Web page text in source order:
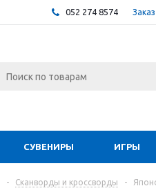
052 274 8574
СУВЕНИРЫ ИГРЫ
- Сканворды и кроссворды -